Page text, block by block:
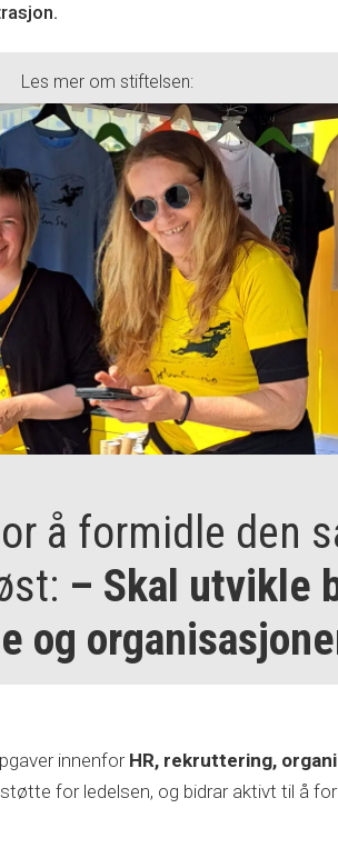
Les mer om stiftelsen:
å formidle den
– Skal utvikle
og
innenfor HR, rekruttering,
støtte for ledelsen, og bidrar aktivt til å